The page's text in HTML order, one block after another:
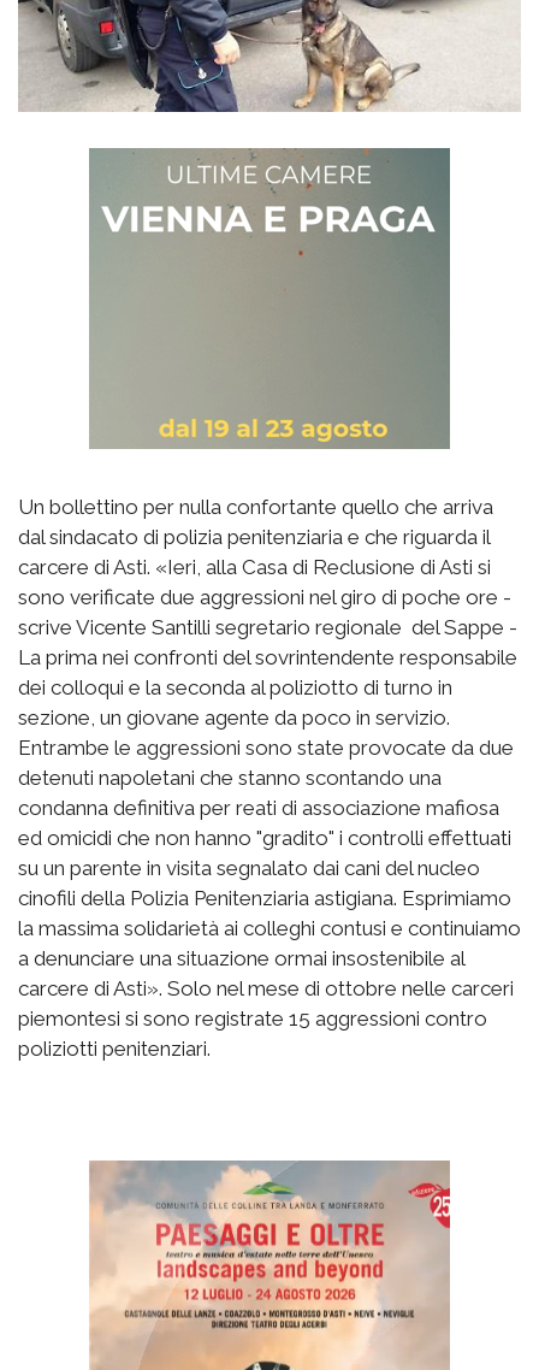
Un bollettino per nulla confortante quello che arriva
dal sindacato di polizia penitenziaria e che riguarda il
carcere di Asti. «Ieri, alla Casa di Reclusione di Asti si
sono verificate due aggressioni nel giro di poche ore -
scrive Vicente Santilli segretario regionale del Sappe -
La prima nei confronti del sovrintendente responsabile
dei colloqui e la seconda al poliziotto di turno in
sezione, un giovane agente da poco in servizio.
Entrambe le aggressioni sono state provocate da due
detenuti napoletani che stanno scontando una
condanna definitiva per reati di associazione mafiosa
ed omicidi che non hanno "gradito" i controlli effettuati
su un parente in visita segnalato dai cani del nucleo
cinofili della Polizia Penitenziaria astigiana. Esprimiamo
la massima solidarietà ai colleghi contusi e continuiamo
a denunciare una situazione ormai insostenibile al
carcere di Asti». Solo nel mese di ottobre nelle carceri
piemontesi si sono registrate 15 aggressioni contro
poliziotti penitenziari.